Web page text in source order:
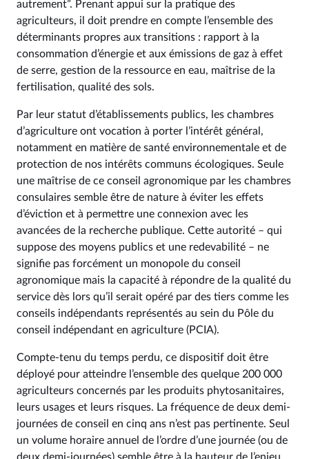
autrement”. Prenant appui sur la pratique des
agriculteurs, il doit prendre en compte l’ensemble des
déterminants propres aux transitions : rapport à la
consommation d’énergie et aux émissions de gaz à effet
de serre, gestion de la ressource en eau, maîtrise de la
fertilisation, qualité des sols.
Par leur statut d’établissements publics, les chambres
d’agriculture ont vocation à porter l’intérêt général,
notamment en matière de santé environnementale et de
protection de nos intérêts communs écologiques. Seule
une maîtrise de ce conseil agronomique par les chambres
consulaires semble être de nature à éviter les effets
d’éviction et à permettre une connexion avec les
avancées de la recherche publique. Cette autorité – qui
suppose des moyens publics et une redevabilité – ne
signifie pas forcément un monopole du conseil
agronomique mais la capacité à répondre de la qualité du
service dès lors qu’il serait opéré par des tiers comme les
conseils indépendants représentés au sein du Pôle du
conseil indépendant en agriculture (PCIA).
Compte-tenu du temps perdu, ce dispositif doit être
déployé pour atteindre l’ensemble des quelque 200 000
agriculteurs concernés par les produits phytosanitaires,
leurs usages et leurs risques. La fréquence de deux demi-
journées de conseil en cinq ans n’est pas pertinente. Seul
un volume horaire annuel de l’ordre d’une journée (ou de